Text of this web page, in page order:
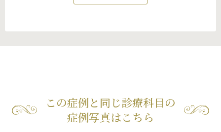
この症例と同じ診療科目の
症例写真はこちら